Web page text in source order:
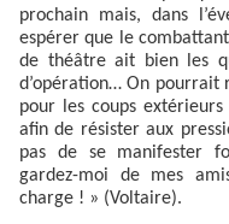
prochain mais, dans
espérer que le
de théâtre ait bien les
d’opération… On pourrait
pour les coups
afin de résister aux
pas de se manifester
gardez-moi de mes
charge ! » (Voltaire).